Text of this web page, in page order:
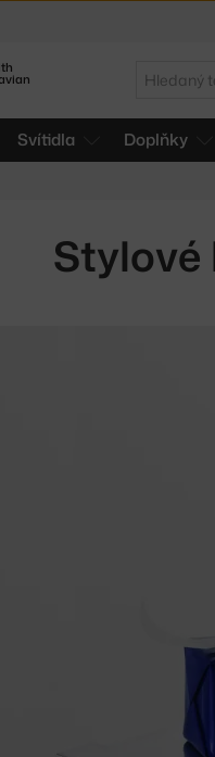
Hledat
Svítidla Doplňky
Stylové